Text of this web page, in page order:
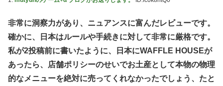
まで落ちる
高市首相の衣装にケチを付けた元宝塚女優、速攻で過去の黒
歴史画像を発掘されてしまった結果……
【スト6】待望の全体バランス調整、バトル変更リスト
2026.08.03が公開
ッコリ動画公開
海外「世界で日本を死守するぞ！」 日本の消防署を訪れた
ちびっ子集団が世界をメロメロに
日産が社運をかけて発売するSUVｗｗｗｗｗｗｗ
【NBA】サンズのディロン・ブルックスが、チームと3年
非常に洞察力があり、ニュアンスに富んだレビューです。
確かに、日本はルールや手続きに対して非常に厳格です。
私が2投稿前に書いたように、日本にWAFFLE HOUSEが
あったら、店舗ポリシーのせいでお土産として本物の物理
的なメニューを絶対に売ってくれなかったでしょう、たと